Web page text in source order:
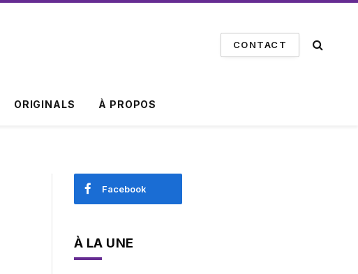
CONTACT
ORIGINALS À PROPOS
Facebook
À LA UNE